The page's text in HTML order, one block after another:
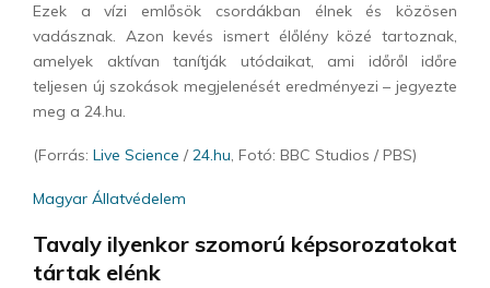
Ezek a vízi emlősök csordákban élnek és közösen
vadásznak. Azon kevés ismert élőlény közé tartoznak,
amelyek aktívan tanítják utódaikat, ami időről időre
teljesen új szokások megjelenését eredményezi – jegyezte
meg a 24.hu.
(Forrás: Live Science /24.hu, Fotó: BBC Studios / PBS)
Magyar Állatvédelem
Tavaly ilyenkor szomorú képsorozatokat
tártak elénk